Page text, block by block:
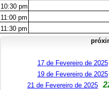
10:30 pm
11:00 pm
11:30 pm
17 de Fevereiro de 2025
19 de Fevereiro de 2025
21 de Fevereiro de 2025